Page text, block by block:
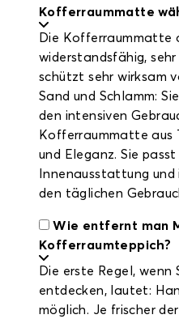
Kofferraummatte
Die Kofferraummatte
widerstandsfähig,
schützt sehr wirksam
Sand und Schlamm:
den intensiven
Kofferraummatte aus
und Eleganz. Sie
Innenausstattung
den täglichen
Wie entfernt man
Kofferraumteppich?
Die erste Regel, wenn
entdecken, lautet:
möglich. Je frischer